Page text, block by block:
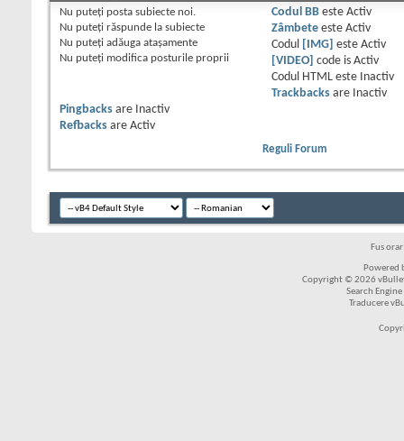
Nu puteţi posta subiecte noi.
Nu puteţi răspunde la subiecte
Nu puteţi adăuga ataşamente
Nu puteţi modifica posturile proprii
Codul BBeste Activ
Zâmbeteeste Activ
Codul
[IMG] este Activ
[VIDEO]
code is Activ
Codul HTML este
Inactiv
Trackbacksare
Inactiv
Pingbacks are
Inactiv
Refbacks are Activ
Reguli Forum
Fus
Powered
Copyright © 2026
Search
Traducere